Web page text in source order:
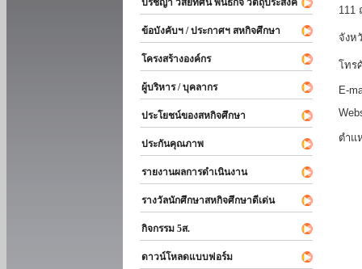
ปรัชญา วิสัยทัศน์ พันธกิจ วัตถุประสงค์
ข้อบังคับฯ / ประกาศฯ สหกิจศึกษา
โครงสร้างองค์กร
ผู้บริหาร / บุคลากร
ประโยชน์ของสหกิจศึกษา
ประกันคุณภาพ
รายงานผลการดำเนินงาน
รางวัลนักศึกษาสหกิจศึกษาดีเด่น
กิจกรรม 5ส.
ดาวน์โหลดแบบฟอร์ม
111
จังห
โทร
E-
ตำแ